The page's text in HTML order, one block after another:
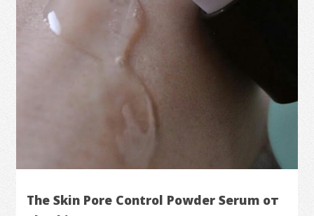
The Skin Pore Control Powder Serum от